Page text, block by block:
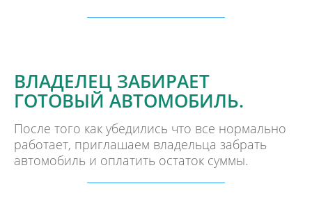
ВЛАДЕЛЕЦ ЗАБИРАЕТ
ГОТОВЫЙ АВТОМОБИЛЬ.
После того как убедились что все нормально
работает, приглашаем владельца забрать
автомобиль и оплатить остаток суммы.